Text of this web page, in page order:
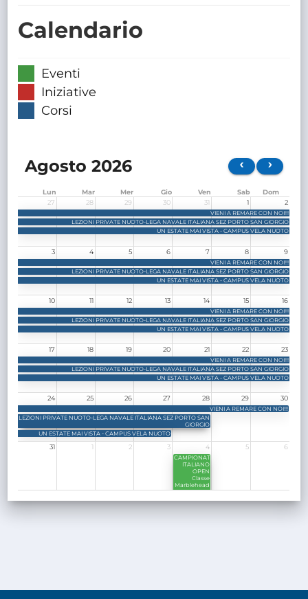
Calendario
Eventi
Iniziative
Corsi
Agosto 2026
Lun Mar Mer Gio Ven Sab
Dom
27
28 29 30 31 1 2
VIENI A REMARE CON NOI!!!
LEZIONI PRIVATE NUOTO-LEGA NAVALE ITALIANA SEZ PORTO SAN GIORGIO
UN ESTATE MAI VISTA - CAMPUS VELA NUOTO
3 4 5 6 7 8 9
VIENI A REMARE CON NOI!!!
LEZIONI PRIVATE NUOTO-LEGA NAVALE ITALIANA SEZ PORTO SAN GIORGIO
UN ESTATE MAI VISTA - CAMPUS VELA NUOTO
10 11 12 13 14 15 16
VIENI A REMARE CON NOI!!!
LEZIONI PRIVATE NUOTO-LEGA NAVALE ITALIANA SEZ PORTO SAN GIORGIO
UN ESTATE MAI VISTA - CAMPUS VELA NUOTO
17 18 19 20 21 22 23
VIENI A REMARE CON NOI!!!
LEZIONI PRIVATE NUOTO-LEGA NAVALE ITALIANA SEZ PORTO SAN GIORGIO
UN ESTATE MAI VISTA - CAMPUS VELA NUOTO
24 25 26 27 28 29 30
VIENI A REMARE CON NOI!!!
LEZIONI PRIVATE NUOTO-LEGA NAVALE ITALIANA SEZ PORTO SAN
GIORGIO
UN ESTATE MAI VISTA - CAMPUS VELA NUOTO
31 1 2 3 4 5 6
CAMPIONATO
ITALIANO
OPEN
Classe
Marblehead
Modelvela